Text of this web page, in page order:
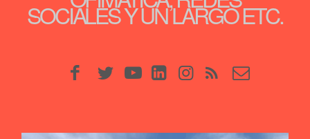
SOCIALES Y UN LARGO ETC.